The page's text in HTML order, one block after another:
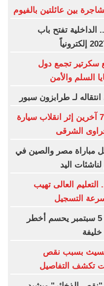
تفتح باب
سكرتير تجمع دول
السلم والأمن
لـ طرابزون سبور
مصرع 5 عمال وإصابة 7 آخرين إثر انقلاب سيارة
الشرقى
مباراة مصر والصين في
اليد
العالى تهيب
التسجيل
الإعدام وهتك العرض.. 5 سبتمبر يحسم أخطر
بسبب نقص
تكشف التفاصيل